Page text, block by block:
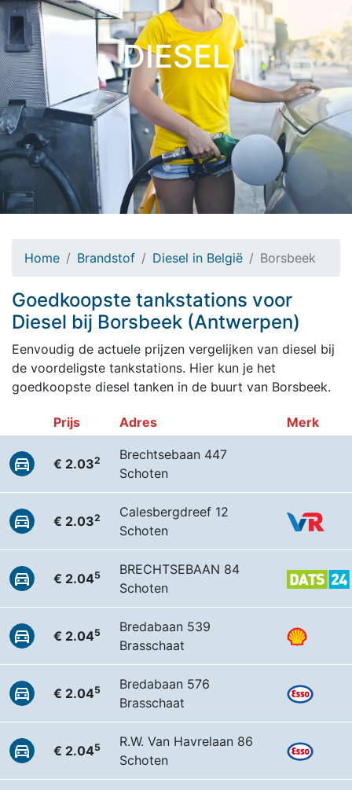
DIESEL
Home Brandstof Diesel in België Borsbeek
Goedkoopste tankstations voor
Diesel bij Borsbeek (Antwerpen)
Eenvoudig de actuele prijzen vergelijken van diesel bij
de voordeligste tankstations. Hier kun je het
goedkoopste diesel tanken in de buurt van Borsbeek.
Prijs Adres Merk
€ 2.032
Brechtsebaan 447
Schoten
€ 2.032
Calesbergdreef 12
Schoten
€ 2.045
BRECHTSEBAAN 84
Schoten
€ 2.045
Bredabaan 539
Brasschaat
€ 2.045
Bredabaan 576
Brasschaat
€ 2.045
R.W. Van Havrelaan 86
Schoten